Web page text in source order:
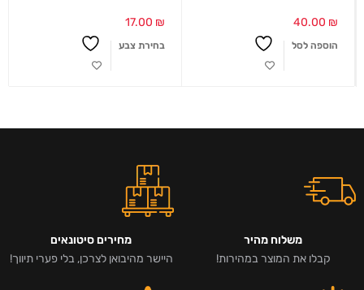
40.00 ₪
הוספה לסל
17.00 ₪
בחירת צבע
משלוח מהיר
קבלו את המוצר במהירות!
מחירים סיטונאים
היישר מהיבואן לצרכן, בלי פערי תיווך!